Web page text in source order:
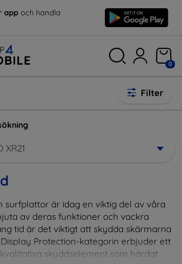
app och handla
0
Filter
XR21
surfplattor är idag en viktig del av våra
av deras funktioner och vackra
tid är det viktigt att skydda skärmarna
Protection-kategorin erbjuder ett
skyddselement som härdat